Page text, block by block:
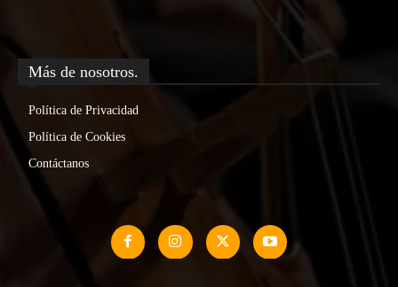
Más de nosotros.
Política de Privacidad
Política de Cookies
Contáctanos